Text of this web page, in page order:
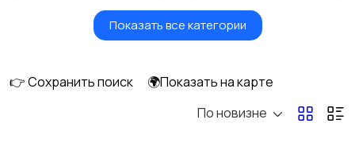
Игрушки и игры Детские коляски
Купание
Показать все категории
👉 Сохранить поиск
🌍Показать на карте
По новизне